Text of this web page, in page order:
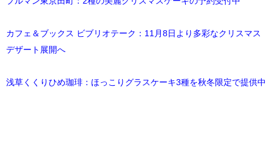
カフェ＆ブックス ビブリオテーク：11月8日より多彩なクリスマス
デザート展開へ
浅草くくりひめ珈琲：ほっこりグラスケーキ3種を秋冬限定で提供中